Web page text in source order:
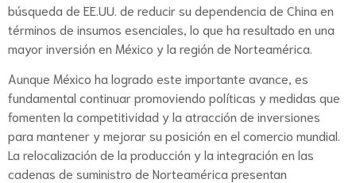
búsqueda de EE.UU. de reducir su dependencia de China en
términos de insumos esenciales, lo que ha resultado en una
mayor inversión en México y la región de Norteamérica.
Aunque México ha logrado este importante avance, es
fundamental continuar promoviendo políticas y medidas que
fomenten la competitividad y la atracción de inversiones
para mantener y mejorar su posición en el comercio mundial.
La relocalización de la producción y la integración en las
cadenas de suministro de Norteamérica presentan